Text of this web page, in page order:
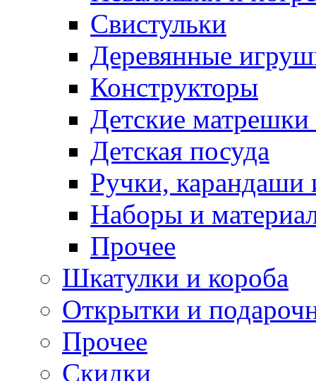
Свистульки
Деревянные
Конструкторы
Детские
Детская посуда
Ручки,
Наборы и
Прочее
Шкатулки и короба
Открытки и
Прочее
Скидки